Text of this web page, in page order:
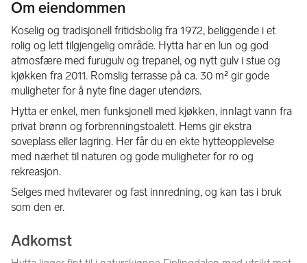
Om eiendommen
Koselig og tradisjonell fritidsbolig fra 1972, beliggende i et
rolig og lett tilgjengelig område. Hytta har en lun og god
atmosfære med furugulv og trepanel, og nytt gulv i stue og
kjøkken fra 2011. Romslig terrasse på ca. 30 m² gir gode
muligheter for å nyte fine dager utendørs.
Hytta er enkel, men funksjonell med kjøkken, innlagt vann fra
privat brønn og forbrenningstoalett. Hems gir ekstra
soveplass eller lagring. Her får du en ekte hytteopplevelse
med nærhet til naturen og gode muligheter for ro og
rekreasjon.
Selges med hvitevarer og fast innredning, og kan tas i bruk
som den er.
Adkomst